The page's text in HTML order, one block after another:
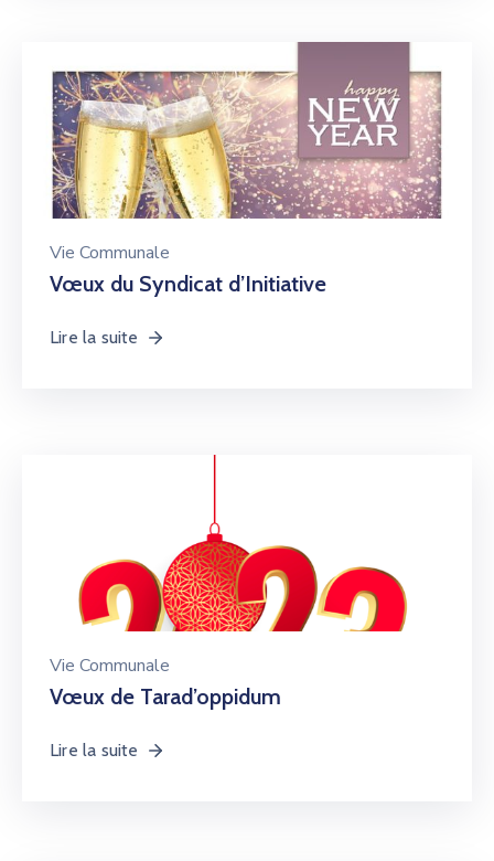
Vie Communale
Vœux du Syndicat d’Initiative
Lire la suite
Vie Communale
Vœux de Tarad’oppidum
Lire la suite